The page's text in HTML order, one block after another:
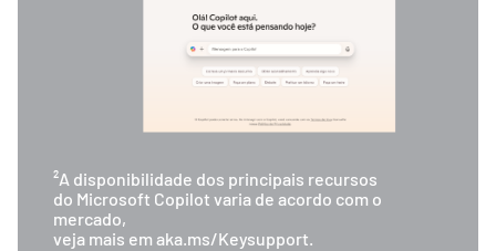
²A disponibilidade dos principais recursos
do Microsoft Copilot varia de acordo com o
mercado,
veja mais em aka.ms/Keysupport.